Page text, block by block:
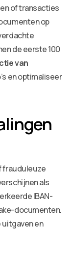
of transacties
op
de eerste 100
van
en optimaliseer
frauduleuze
als
IBAN-
documenten.
en